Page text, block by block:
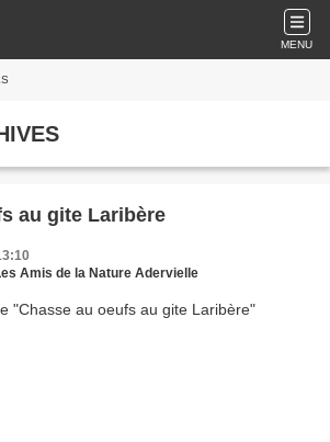
MENU
au gite Laribère
Amis de la Nature Adervielle